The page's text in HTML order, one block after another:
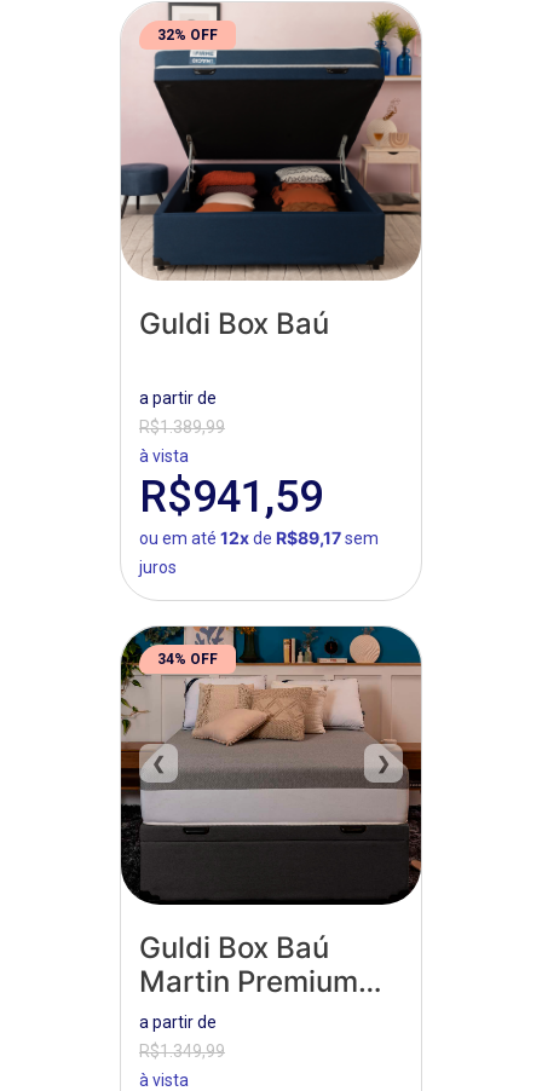
32% OFF
Guldi Box Baú
a partir de
R$1.389,99
à vista
R$941,59
ou em até 12xde R$89,17sem
juros
34% OFF
❮ ❯
Guldi Box Baú
Martin Premium
Suede
a partir de
R$1.349,99
à vista